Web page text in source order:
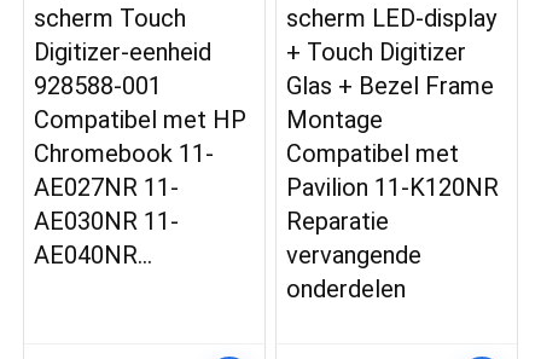
scherm Touch
Digitizer-eenheid
928588-001
Compatibel met HP
Chromebook 11-
AE027NR 11-
AE030NR 11-
AE040NR…
scherm LED-display
+ Touch Digitizer
Glas + Bezel Frame
Montage
Compatibel met
Pavilion 11-K120NR
Reparatie
vervangende
onderdelen